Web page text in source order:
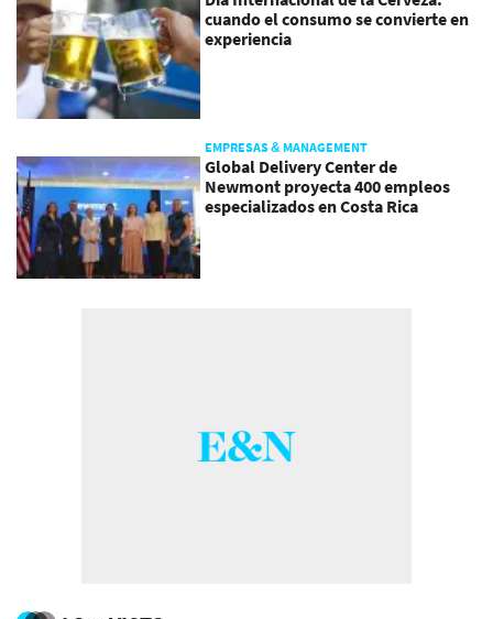
cuando el consumo se convierte en
experiencia
EMPRESAS & MANAGEMENT
Global Delivery Center de
Newmont proyecta 400 empleos
especializados en Costa Rica